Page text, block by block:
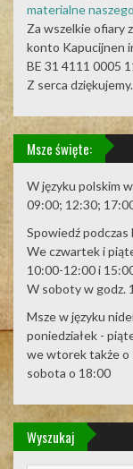
materialne
Za wszelkie ofiary
konto Kapucijnen
BE 31 4111 0005
Z serca dziękujemy.
Msze święte:
W języku polskim
09:00; 12:30;
Spowiedź podczas
We czwartek i
10:00-12:00 i
W soboty w godz.
Msze w języku
poniedziałek -
we wtorek także o
sobota o 18:00
Wyszukaj